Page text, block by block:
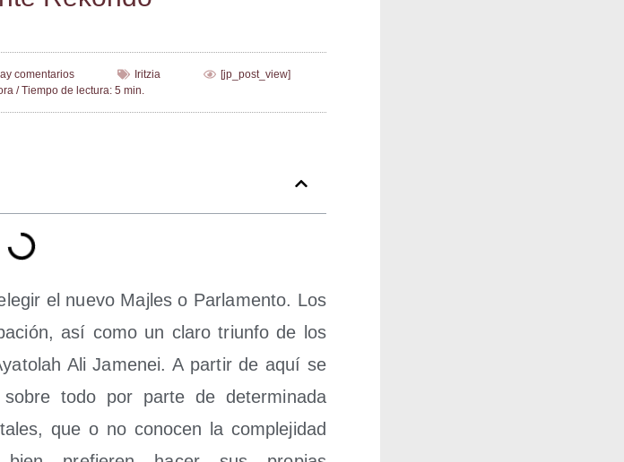
comentarios Iritzia
[jp_post_view]
/ Tiempo de lectura: 5 min.
el nue­vo Maj­les o Par­la­men­to. Los
así como un cla­ro triun­fo de los
Ali Jame­nei. A par­tir de aquí se
todo por par­te de deter­mi­na­da
que o no cono­cen la com­ple­ji­dad